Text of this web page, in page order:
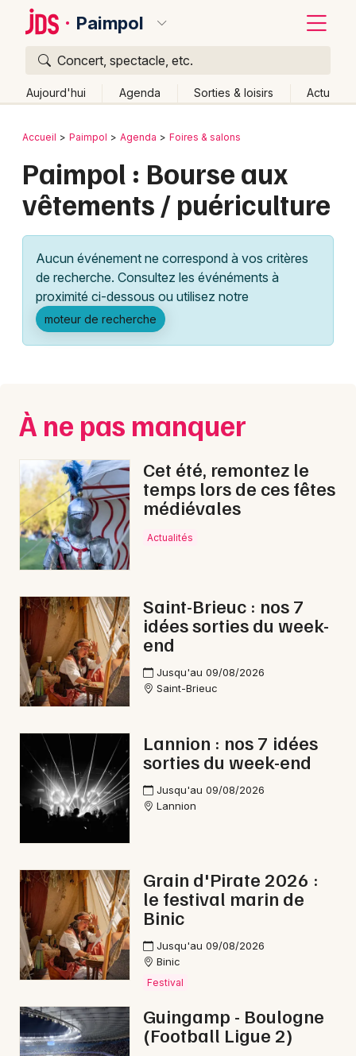
Paimpol
Concert, spectacle, etc.
Aujourd'hui Agenda Sorties & loisirs Actu
Publier un événement
Grands événements
Activité & Expérience
Manifestations
Foires & salons
Concerts
Sports
Soirées
Sorties famille
Sorties & loisirs
Bourse vêtements dans les Côtes d'Armor
Bourse vêtements en Bretagne
Newsletter des sorties
Artistes en tournée
Actus à Paimpol
Magazine à Paimpol
Bordeaux
Colmar
Lille
Lyon
Marseille
Mulhouse
Nice
Paris
Strasbourg
Toulouse
Toutes les villes
Retour
Accueil Paimpol Agenda Foires & salons
Paimpol : Bourse aux
vêtements / puériculture
Aucun événement ne correspond à vos critères
de recherche. Consultez les événéments à
proximité ci-dessous ou utilisez notre
moteur de recherche
À ne pas manquer
Cet été, remontez le
temps lors de ces fêtes
médiévales
Actualités
Saint-Brieuc : nos 7
idées sorties du week-
end
Jusqu'au 09/08/2026
Saint-Brieuc
Lannion : nos 7 idées
sorties du week-end
Jusqu'au 09/08/2026
Lannion
Grain d'Pirate 2026 :
le festival marin de
Binic
Jusqu'au 09/08/2026
Binic
Festival
Guingamp - Boulogne
(Football Ligue 2)
Quoi ?
Où ?
Partout
Près de moi Changer de lieu
Quand ?
Effacer les dates
Aujourd'hui
Demain Ce week-end Autre